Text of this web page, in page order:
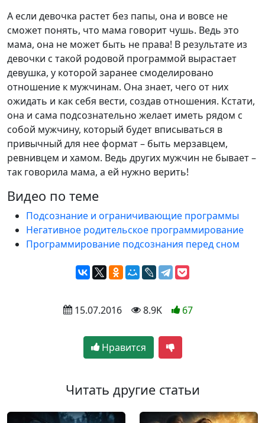
А если девочка растет без папы, она и вовсе не
сможет понять, что мама говорит чушь. Ведь это
мама, она не может быть не права! В результате из
девочки с такой родовой программой вырастает
девушка, у которой заранее смоделировано
отношение к мужчинам. Она знает, чего от них
ожидать и как себя вести, создав отношения. Кстати,
она и сама подсознательно желает иметь рядом с
собой мужчину, который будет вписываться в
привычный для нее формат – быть мерзавцем,
ревнивцем и хамом. Ведь других мужчин не бывает –
так говорила мама, а ей нужно верить!
Видео по теме
Подсознание и ограничивающие программы
Негативное родительское программирование
Программирование подсознания перед сном
15.07.2016 8.9K 67
Нравится
Читать другие статьи